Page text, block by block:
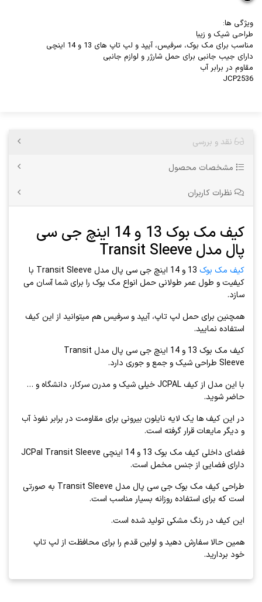
ویژگی ها:
طراحی شیک و زیبا
مناسب برای مک بوک، سرفیس، آیپد و لپ تاپ های 13 و 14 اینچی
دارای جیب جانبی برای حمل شارژر و لوازم جانبی
مقاوم در برابر آب
JCP2536
نقد و بررسی
مشخصات محصول
نظرات کاربران
کیف مک بوک 13 و 14 اینچ جی سی
پال مدل Transit Sleeve
کیف مک بوک
13 و 14 اینچ جی سی پال مدل Transit Sleeve با
کیفیت و طول عمر طولانی حمل انواع مک بوک را برای شما آسان می
سازد.
همچنین برای حمل لپ تاپ، آیپد و سرفیس هم میتوانید از این کیف
استفاده نمایید.
کیف مک بوک 13 و 14 اینچ جی سی پال مدل Transit
Sleeve طراحی شیک و جمع و جوری دارد.
با این مدل از کیف JCPAL خیلی شیک و مدرن سرکار، دانشگاه و …
حاضر شوید.
در این کیف ها یک لایه نایلون بیرونی برای مقاومت در برابر نفوذ آب
و دیگر مایعات قرار گرفته است.
فضای داخلی کیف مک بوک 13 و 14 اینچی JCPal Transit Sleeve
دارای فضایی از جنس مخمل است.
طراحی کیف مک بوک جی سی پال مدل Transit Sleeve به صورتی
است که برای استفاده روزانه بسیار مناسب است.
این کیف در رنگ مشکی تولید شده است.
همین حالا سفارش دهید و اولین قدم را برای محافظت از لپ تاپ
خود بردارید.